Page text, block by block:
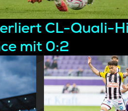
CL-Quali-
mit 0:2